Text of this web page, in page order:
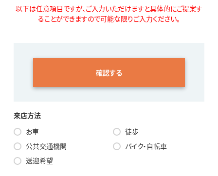
以下は任意項目ですが、ご入力いただけますと具体的にご提案す
ることができますので可能な限りご入力ください。
確認する
来店方法
お車
徒歩
公共交通機関
バイク・自転車
送迎希望